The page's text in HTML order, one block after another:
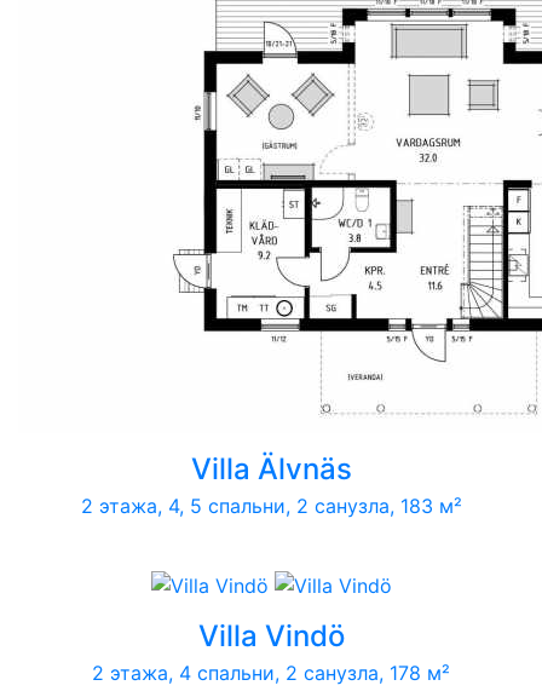
Villa Älvnäs
2 этажа, 4, 5 спальни, 2 санузла, 183 м²
Villa Vindö
2 этажа, 4 спальни, 2 санузла, 178 м²